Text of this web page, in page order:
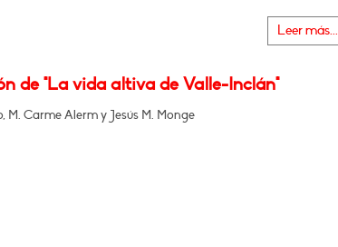
Leer más...
de "La vida altiva de Valle-Inclán"
M. Carme Alerm y Jesús M. Monge